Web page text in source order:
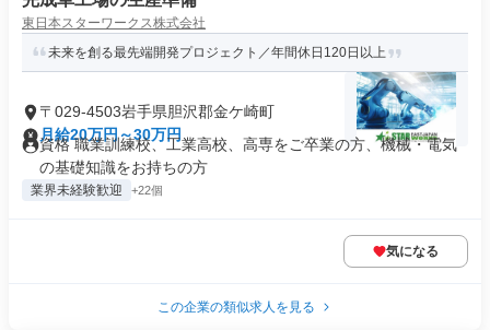
東日本スターワークス株式会社
未来を創る最先端開発プロジェクト／年間休日120日以上
〒029-4503岩手県胆沢郡金ケ崎町
月給20万円～30万円
資格 職業訓練校、工業高校、高専をご卒業の方、機械・電気
の基礎知識をお持ちの方
業界未経験歓迎 +22個
気になる
この企業の類似求人を見る